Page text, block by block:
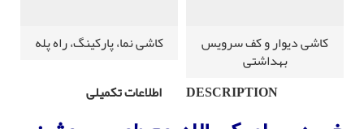
کاشی دیوار و کف سرویس
بهداشتی
کاشی نما، پارکینگ، راه پله
DESCRIPTION
اطلاعات تکمیلی